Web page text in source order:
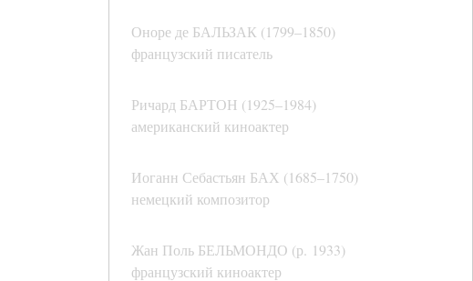
Оноре де БАЛЬЗАК (1799–1850)
французский писатель
Ричард БАРТОН (1925–1984)
американский киноактер
Иоганн Себастьян БАХ (1685–1750)
немецкий композитор
Жан Поль БЕЛЬМОНДО (р. 1933)
французский киноактер